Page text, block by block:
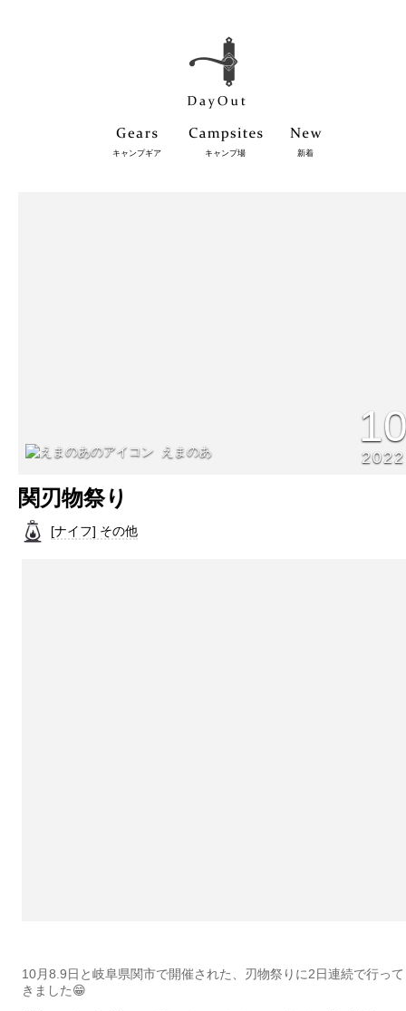
キャンプギア キャンプ場 新着
えまのあ 2022
関刃物祭り
[ナイフ] その他
10月8.9日と岐阜県関市で開催された、刃物祭りに2日連続で行って
きました😁